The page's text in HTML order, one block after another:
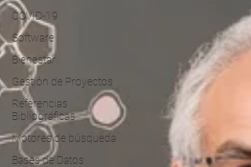
COVID-19
Software
Bienestar
Gestión de Proyectos
Referencias
Bibliográficas
Motores de búsqueda
Bases de Datos